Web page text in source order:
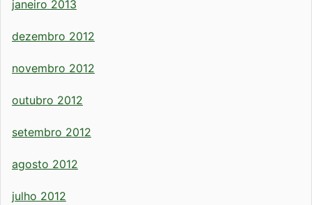
janeiro 2013
dezembro 2012
novembro 2012
outubro 2012
setembro 2012
agosto 2012
julho 2012